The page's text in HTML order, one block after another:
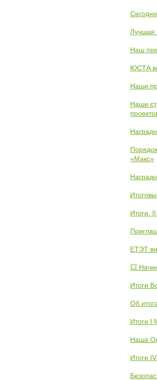
Лучшая
Наш
ЮСТА
Наши
Наши
«Макс»
Итоги.
ЕТЭТ
💥
Итоги
Об
Итоги I
Наша
Итоги